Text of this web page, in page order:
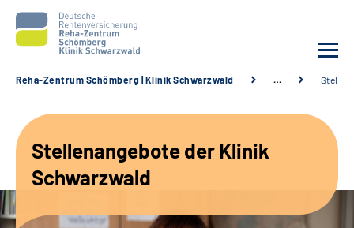
Unsere Angebote
Reha-Zentrum Schömberg | Klinik Schwarzwald …
Stellenangebote der Klinik
Schwarzwald